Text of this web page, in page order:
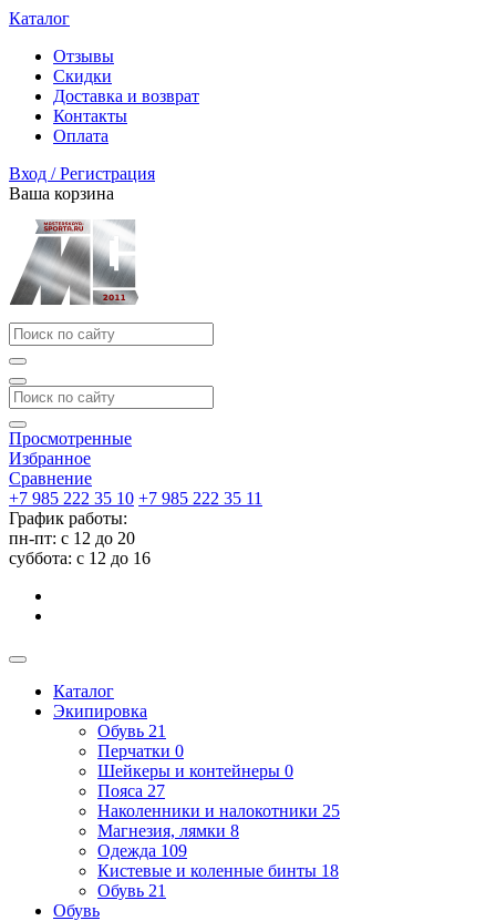
Каталог
Отзывы
Скидки
Доставка и возврат
Контакты
Оплата
Вход / Регистрация
Ваша корзина
Просмотренные
Избранное
Сравнение
+7 985 222 35 10 +7 985 222 35 11
График работы:
пн-пт: с 12 до 20
суббота: c 12 до 16
Каталог
Экипировка
Обувь 21
Перчатки 0
Шейкеры и контейнеры 0
Пояса 27
Наколенники и налокотники 25
Магнезия, лямки 8
Одежда 109
Кистевые и коленные бинты 18
Обувь 21
Обувь